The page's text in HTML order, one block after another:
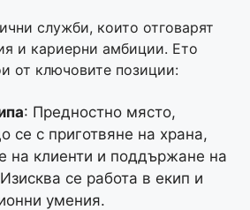
служби, които отговарят
и кариерни амбиции. Ето
от ключовите позиции:
: Предностно място,
се с приготвяне на храна,
на клиенти и поддържане на
се работа в екип и
умения.